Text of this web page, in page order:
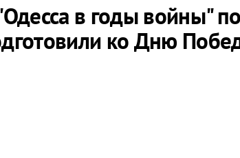
в годы войны" по
ко Дню